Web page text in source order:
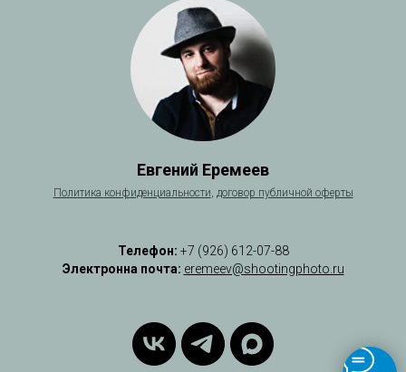
Евгений Еремеев
Политика конфиденциальности, договор публичной оферты
Телефон: +7 (926) 612-07-88
Электронна почта: eremeev@shootingphoto.ru